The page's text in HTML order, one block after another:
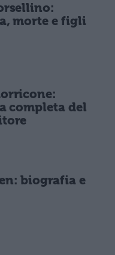
morte e figli
completa del
biografia e